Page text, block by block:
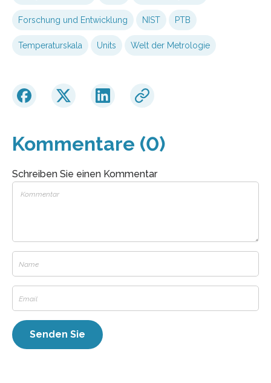
Forschung und Entwicklung NIST PTB
Temperaturskala Units Welt der Metrologie
Kommentare (0)
Schreiben Sie einen Kommentar